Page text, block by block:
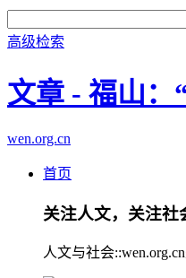
高级检索
文章 - 福山：
wen.org.cn
首页
关注人文，关注社
人文与社会